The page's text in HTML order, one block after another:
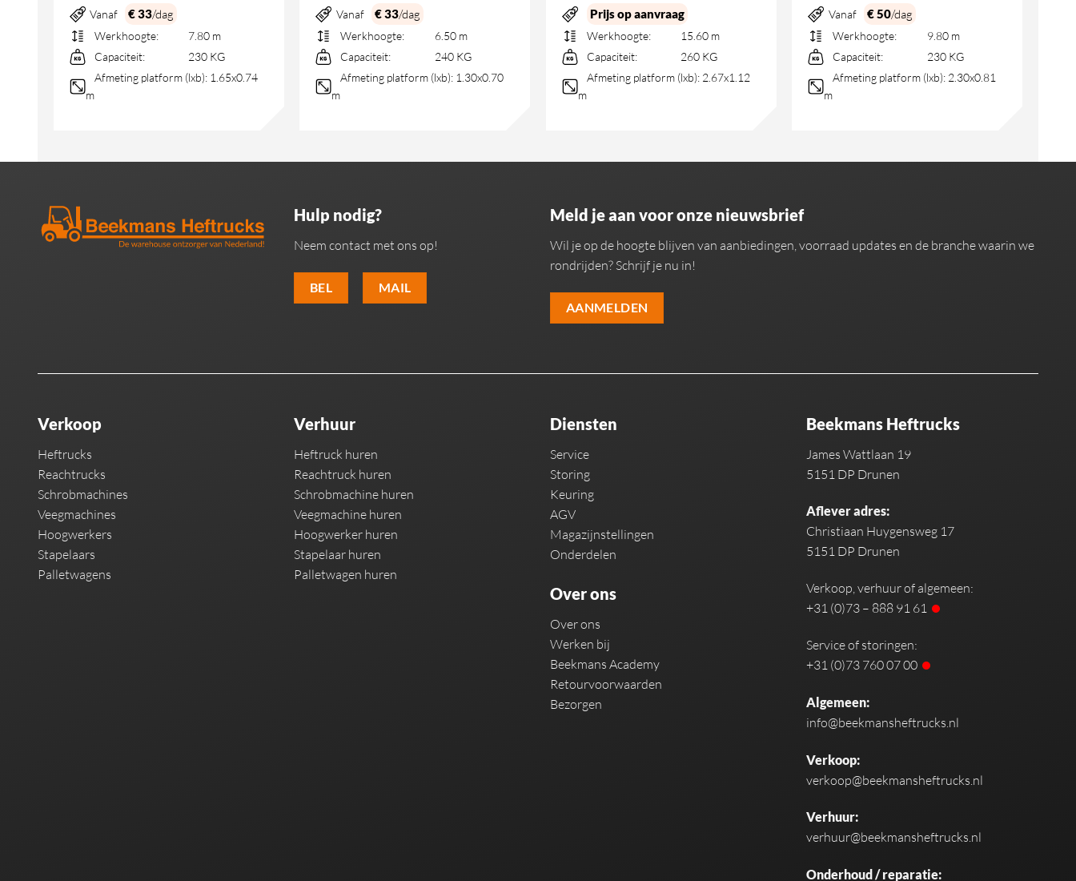
Vanaf € 33/dag
Werkhoogte:
7.80 m
Capaciteit:
230 KG
Afmeting platform (lxb):1.65x0.74
m
Vanaf € 33/dag
Werkhoogte:
6.50 m
Capaciteit:
240 KG
Afmeting platform (lxb): 1.30x0.70
m
Prijs op aanvraag
Werkhoogte:
15.60 m
Capaciteit:
260 KG
Afmeting platform (lxb):2.67x1.12
m
Vanaf € 50/dag
Werkhoogte:
9.80 m
Capaciteit:
230 KG
Afmeting platform (lxb): 2.30x0.81
m
Hulp nodig?
Neem contact met ons op!
BEL MAIL
Meld je aan voor onze nieuwsbrief
Wil je op de hoogte blijven van aanbiedingen, voorraad updates en de branche waarin we
rondrijden? Schrijf je nu in!
AANMELDEN
Verkoop
Heftrucks
Reachtrucks
Schrobmachines
Veegmachines
Hoogwerkers
Stapelaars
Palletwagens
Verhuur
Heftruck huren
Reachtruck huren
Schrobmachine huren
Veegmachine huren
Hoogwerker huren
Stapelaar huren
Palletwagen huren
Diensten
Service
Storing
Keuring
AGV
Magazijnstellingen
Onderdelen
Over ons
Over ons
Werken bij
Beekmans Academy
Retourvoorwaarden
Bezorgen
Beekmans Heftrucks
James Wattlaan 19
5151 DP Drunen
Aflever adres:
Christiaan Huygensweg 17
5151 DP Drunen
Verkoop, verhuur of algemeen:
+31 (0)73 – 888 91 61
Service of storingen:
+31 (0)73 760 07 00
Algemeen:
info@beekmansheftrucks.nl
Verkoop:
verkoop@beekmansheftrucks.nl
Verhuur:
verhuur@beekmansheftrucks.nl
Onderhoud / reparatie: